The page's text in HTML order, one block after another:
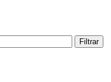
Filtrar